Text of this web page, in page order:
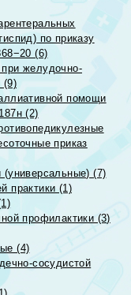
по приказу
(6)
желудочно-
(9)
помощи
(2)
приказ
(7)
практики (1)
профилактики (3)
(4)
сосудистой